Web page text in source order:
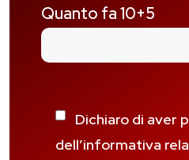
Quanto fa 10+5
Dichiaro di aver
dell’informativa